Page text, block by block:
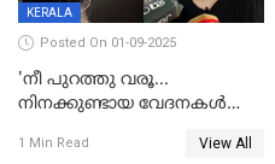
KERALA
Posted On 01-09-2025
'നീ പുറത്തു വരൂ...
നിനക്കുണ്ടായ വേദനകള്‍
'കരയേണ്ടതും ഒറ്റപ്പെടേണ്ടതും
1 Min Read View All